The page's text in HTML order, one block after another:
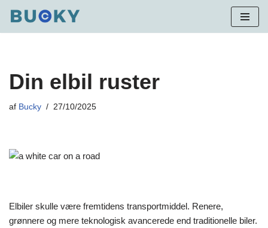
Spring
Din elbil ruster
af Bucky 27/10/2025
Elbiler skulle være fremtidens transportmiddel. Renere,
grønnere og mere teknologisk avancerede end traditionelle biler.